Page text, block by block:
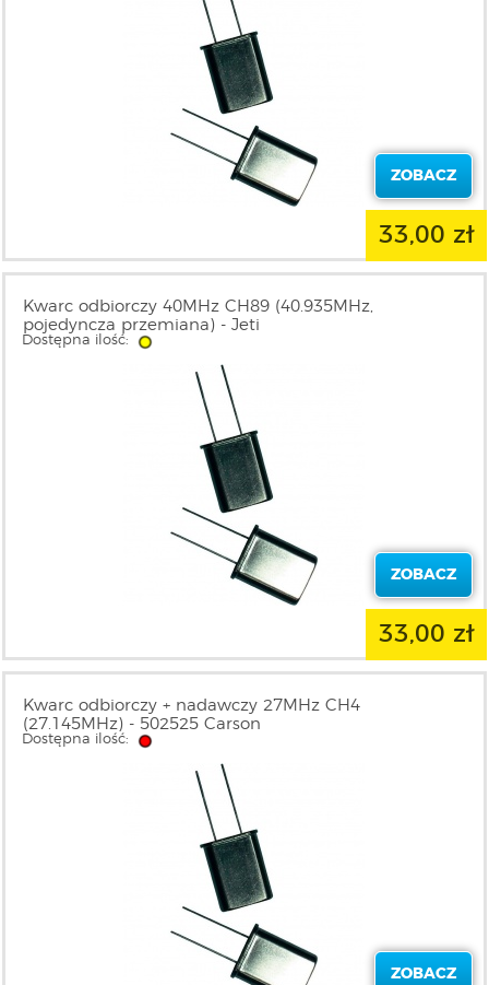
ZOBACZ
33,00 zł
Kwarc odbiorczy 40MHz CH89 (40.935MHz,
pojedyncza przemiana) - Jeti
Dostępna ilość:
ZOBACZ
33,00 zł
Kwarc odbiorczy + nadawczy 27MHz CH4
(27.145MHz) - 502525 Carson
Dostępna ilość:
ZOBACZ